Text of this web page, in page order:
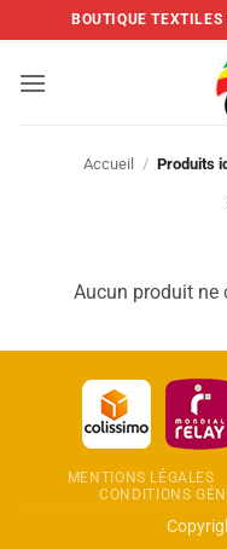
to
BOUTIQUE TEXTILES
Accueil / Produits
Aucun produit ne
MENTIONS LÉGALES
CONDITIONS